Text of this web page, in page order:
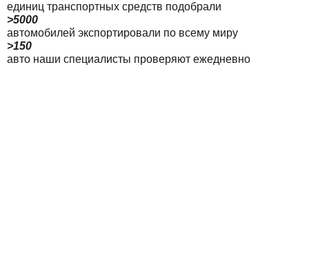
единиц транспортных средств подобрали
>5000
автомобилей экспортировали по всему миру
>150
авто наши специалисты проверяют ежедневно